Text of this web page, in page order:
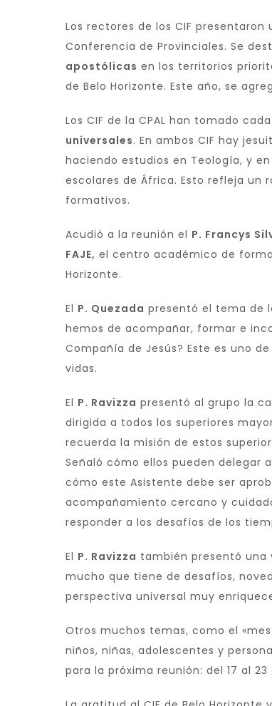
Los rectores de los CIF
Conferencia de Provinciales. Se
apostólicas en los territorios
de Belo Horizonte. Este año, se
Los CIF de la CPAL han tomado
universales. En ambos CIF hay
haciendo estudios en Teología, y
escolares de África. Esto refleja un
formativos.
Acudió a la reunión el P. Francys
FAJE, el centro académico de
Horizonte.
El P. Quezada presentó el tema de
hemos de acompañar, formar e
Compañía de Jesús? Este es uno
vidas.
El P. Ravizza presentó al grupo la
dirigida a todos los superiores
recuerda la misión de estos
Señaló cómo ellos pueden delegar
cómo este Asistente debe ser
acompañamiento cercano y
responder a los desafíos de los
El P. Ravizza también presentó una
mucho que tiene de desafíos,
perspectiva universal muy
Otros muchos temas, como el
niños, niñas, adolescentes y
para la próxima reunión: del 17 al